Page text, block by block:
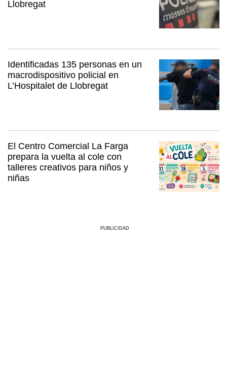
Llobregat
Identificadas 135 personas en un
macrodispositivo policial en
L’Hospitalet de Llobregat
El Centro Comercial La Farga
prepara la vuelta al cole con
talleres creativos para niños y
niñas
PUBLICIDAD